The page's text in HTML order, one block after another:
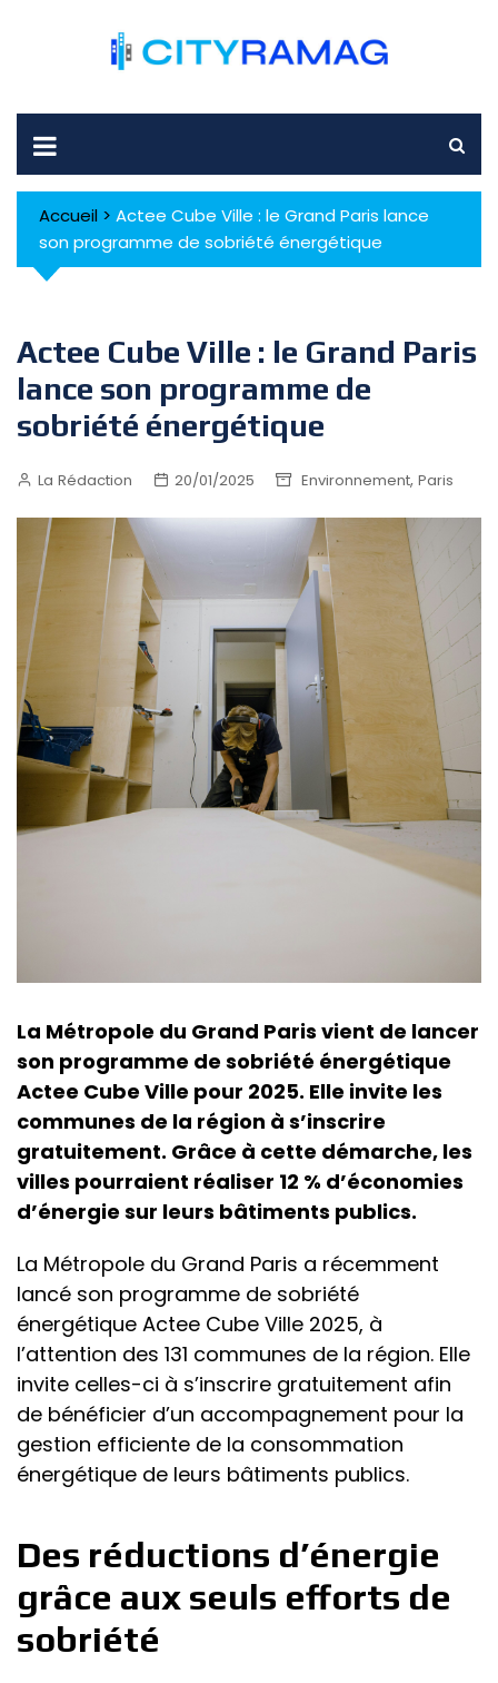
Accueil > Actee Cube Ville : le Grand Paris lance
son programme de sobriété énergétique
Actee Cube Ville : le Grand Paris
lance son programme de
sobriété énergétique
La Rédaction 20/01/2025 Environnement, Paris
La Métropole du Grand Paris vient de lancer
son programme de sobriété énergétique
Actee Cube Ville pour 2025. Elle invite les
communes de la région à s’inscrire
gratuitement. Grâce à cette démarche, les
villes pourraient réaliser 12 % d’économies
d’énergie sur leurs bâtiments publics.
La Métropole du Grand Paris a récemment
lancé son programme de sobriété
énergétique Actee Cube Ville 2025, à
l’attention des 131 communes de la région. Elle
invite celles-ci à s’inscrire gratuitement afin
de bénéficier d’un accompagnement pour la
gestion efficiente de la consommation
énergétique de leurs bâtiments publics.
Des réductions d’énergie
grâce aux seuls efforts de
sobriété